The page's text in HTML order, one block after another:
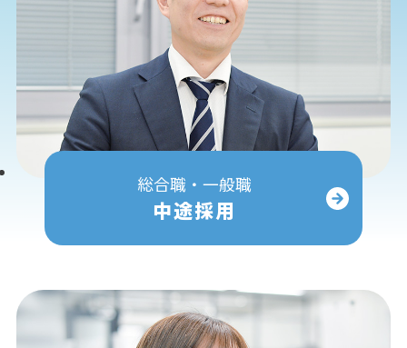
総合職・一般職
中途採用